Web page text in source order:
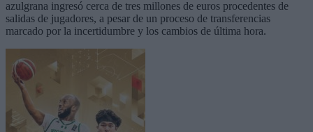
azulgrana ingresó cerca de tres millones de euros procedentes de
salidas de jugadores, a pesar de un proceso de transferencias
marcado por la incertidumbre y los cambios de última hora.